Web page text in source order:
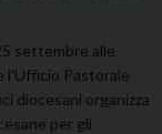
settembre alle
l'Ufficio Pastorale
diocesani organizza
per gli